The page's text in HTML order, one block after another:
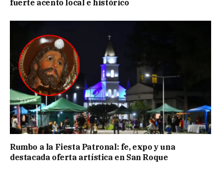
fuerte acento local e histórico
Rumbo a la Fiesta Patronal: fe, expo y una
destacada oferta artística en San Roque